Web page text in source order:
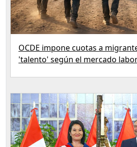
OCDE impone cuotas a
'talento' según el mercado